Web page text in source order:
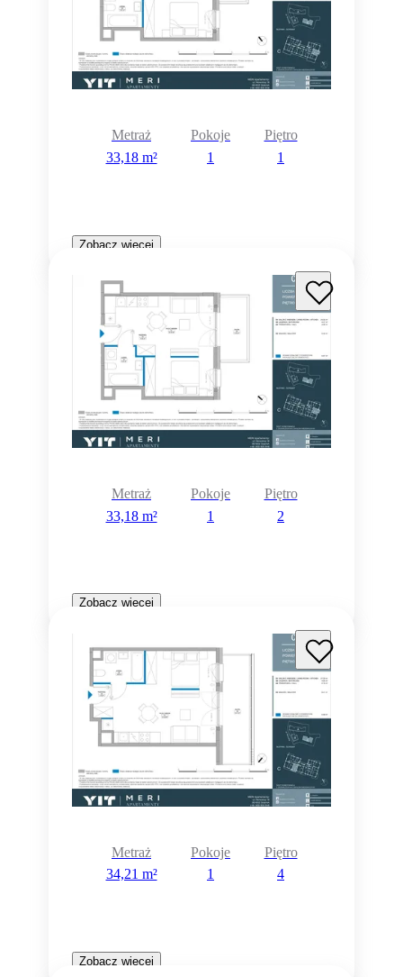
Metraż
33,18 m²
Pokoje
1
Piętro
1
Zobacz więcej
Metraż
33,18 m²
Pokoje
1
Piętro
2
Zobacz więcej
Metraż
34,21 m²
Pokoje
1
Piętro
4
Zobacz więcej